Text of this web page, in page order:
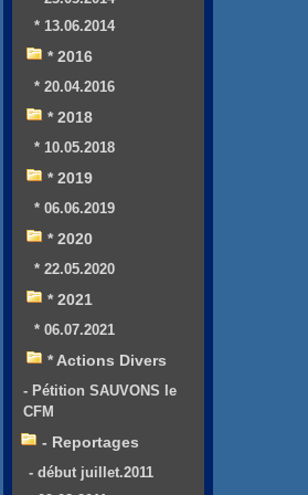
* 13.06.2014
* 2016
* 20.04.2016
* 2018
* 10.05.2018
* 2019
* 06.06.2019
* 2020
* 22.05.2020
* 2021
* 06.07.2021
* Actions Divers
- Pétition SAUVONS le
CFM
- Reportages
- début juillet.2011